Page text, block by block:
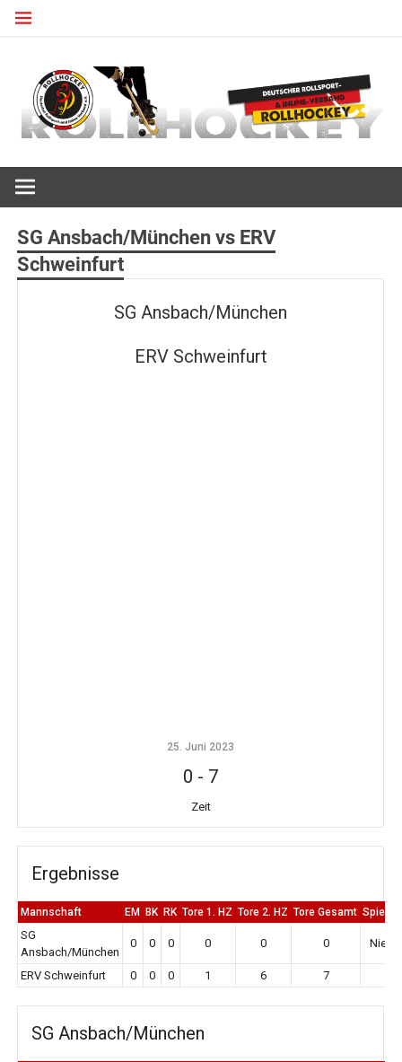
Zum
SG Ansbach/München vs ERV
Schweinfurt
SG Ansbach/München
ERV Schweinfurt
25. Juni 2023
0 - 7
Zeit
Ergebnisse
Mannschaft EM BK RK Tore 1. HZ Tore 2. HZ Tore Gesamt
SG
Ansbach/München
0 0 0 0 0 0
ERV Schweinfurt 0 0 0 1 6 7
SG Ansbach/München